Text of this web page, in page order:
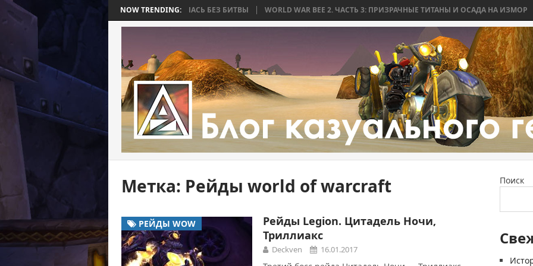
NOW TRENDING:
BEE 2. ЧАСТЬ 4: ВОЙНА, КОТОРАЯ ЗАКОНЧИЛАСЬ БЕЗ БИТВЫ WORLD WAR BEE 2. ЧАСТЬ 3: ПРИЗРАЧНЫЕ ТИТАНЫ И ОСАДА НА ИЗМОР
Метка: Рейды world of warcraft
РЕЙДЫ WOW
Рейды Legion. Цитадель Ночи,
Триллиакс
Deckven 16.01.2017
Поиск